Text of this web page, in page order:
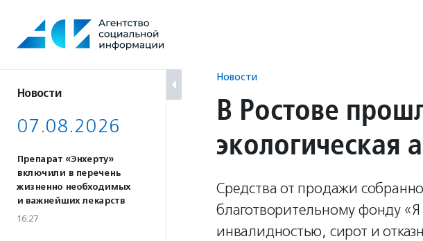
содержанию
Новости
07.08.2026
Препарат «Энхерту»
включили в перечень
жизненно необходимых
и важнейших лекарств
16:27
Новости
В Ростове
Средства от продажи
благотворительному фонду
инвалидностью, сирот и